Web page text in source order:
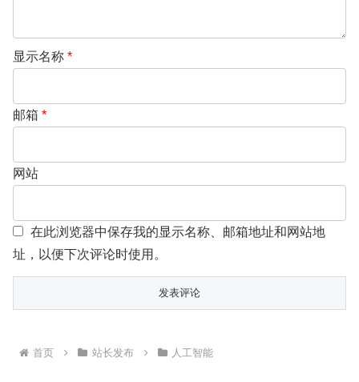
显示名称 *
邮箱 *
网站
在此浏览器中保存我的显示名称、邮箱地址和网站地
址，以便下次评论时使用。
首页 站长发布 人工智能